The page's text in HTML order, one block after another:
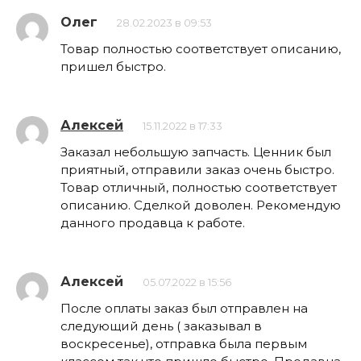
Олег 28.02.2023 в 09:53
Товар полностью соответствует описанию,
пришел быстро.
Алексей 15.11.2022 в 17:33
Заказал небольшую запчасть. Ценник был
приятный, отправили заказ очень быстро.
Товар отличный, полностью соответствует
описанию. Сделкой доволен. Рекомендую
данного продавца к работе.
Алексей 05.07.2022 в 15:56
После оплаты заказ был отправлен на
следующий день ( заказывал в
воскресенье), отправка была первым